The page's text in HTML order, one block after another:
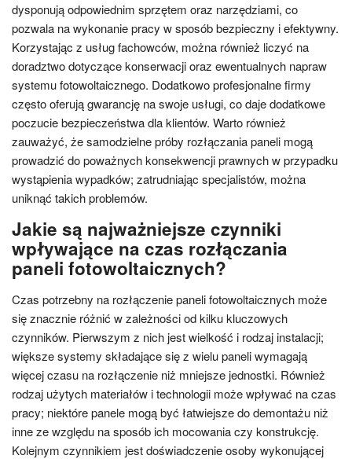
dysponują odpowiednim sprzętem oraz narzędziami, co
pozwala na wykonanie pracy w sposób bezpieczny i efektywny.
Korzystając z usług fachowców, można również liczyć na
doradztwo dotyczące konserwacji oraz ewentualnych napraw
systemu fotowoltaicznego. Dodatkowo profesjonalne firmy
często oferują gwarancję na swoje usługi, co daje dodatkowe
poczucie bezpieczeństwa dla klientów. Warto również
zauważyć, że samodzielne próby rozłączania paneli mogą
prowadzić do poważnych konsekwencji prawnych w przypadku
wystąpienia wypadków; zatrudniając specjalistów, można
uniknąć takich problemów.
Jakie są najważniejsze czynniki
wpływające na czas rozłączania
paneli fotowoltaicznych?
Czas potrzebny na rozłączenie paneli fotowoltaicznych może
się znacznie różnić w zależności od kilku kluczowych
czynników. Pierwszym z nich jest wielkość i rodzaj instalacji;
większe systemy składające się z wielu paneli wymagają
więcej czasu na rozłączenie niż mniejsze jednostki. Również
rodzaj użytych materiałów i technologii może wpływać na czas
pracy; niektóre panele mogą być łatwiejsze do demontażu niż
inne ze względu na sposób ich mocowania czy konstrukcję.
Kolejnym czynnikiem jest doświadczenie osoby wykonującej